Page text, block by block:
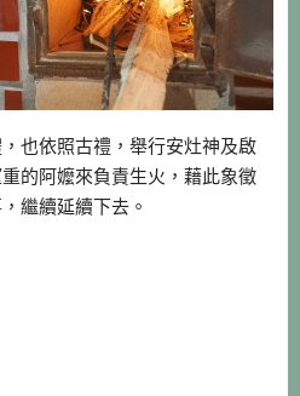
也依照古禮，舉行安灶神及啟
的阿嬤來負責生火，藉此象徵
繼續延續下去。